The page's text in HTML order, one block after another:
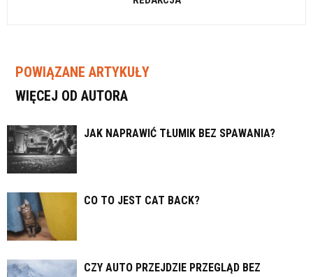
POWIĄZANE ARTYKUŁY
WIĘCEJ OD AUTORA
JAK NAPRAWIĆ TŁUMIK BEZ SPAWANIA?
CO TO JEST CAT BACK?
CZY AUTO PRZEJDZIE PRZEGLĄD BEZ